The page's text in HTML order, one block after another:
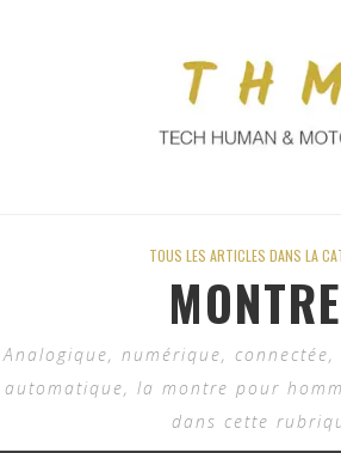
TOUS LES ARTICLES DANS LA
Analogique, numérique,
automatique, la montre pour
dans cette